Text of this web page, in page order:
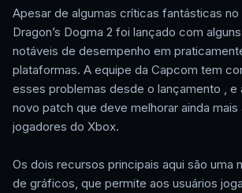
Apesar de algumas críticas fantásticas no
Dragon’s Dogma 2 foi lançado com
notáveis de desempenho em
plataformas. A equipe da Capcom tem
esses problemas desde o lançamento , e
novo patch que deve melhorar ainda
jogadores do Xbox.
Os dois recursos principais aqui são uma
de gráficos, que permite aos usuários